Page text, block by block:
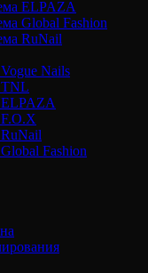
ELPAZA
Global Fashion
RuNail
Nails
TNL
ELPAZA
F.O.X
RuNail
Fashion